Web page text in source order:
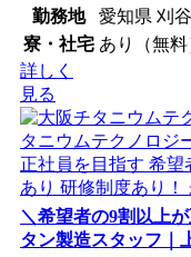
勤務地
愛知県 刈
寮・社宅 あり（無料
詳しく
見る
＼希望者の9割以上
タン製造スタッフ｜